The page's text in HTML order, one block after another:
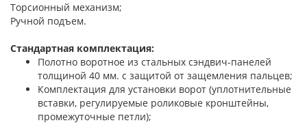
Торсионный механизм;
Ручной подъем.
Стандартная комплектация:
Полотно воротное из стальных сэндвич-панелей
толщиной 40 мм. с защитой от защемления пальцев;
Комплектация для установки ворот (уплотнительные
вставки, регулируемые роликовые кронштейны,
промежуточные петли);